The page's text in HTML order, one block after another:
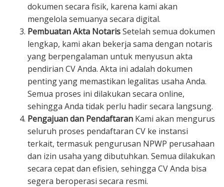
dokumen secara fisik, karena kami akan
mengelola semuanya secara digital.
Pembuatan Akta NotarisSetelah semua dokumen
lengkap, kami akan bekerja sama dengan notaris
yang berpengalaman untuk menyusun akta
pendirian CV Anda. Akta ini adalah dokumen
penting yang memastikan legalitas usaha Anda.
Semua proses ini dilakukan secara online,
sehingga Anda tidak perlu hadir secara langsung.
Pengajuan dan Pendaftaran Kami akan mengurus
seluruh proses pendaftaran CV ke instansi
terkait, termasuk pengurusan NPWP perusahaan
dan izin usaha yang dibutuhkan. Semua dilakukan
secara cepat dan efisien, sehingga CV Anda bisa
segera beroperasi secara resmi.